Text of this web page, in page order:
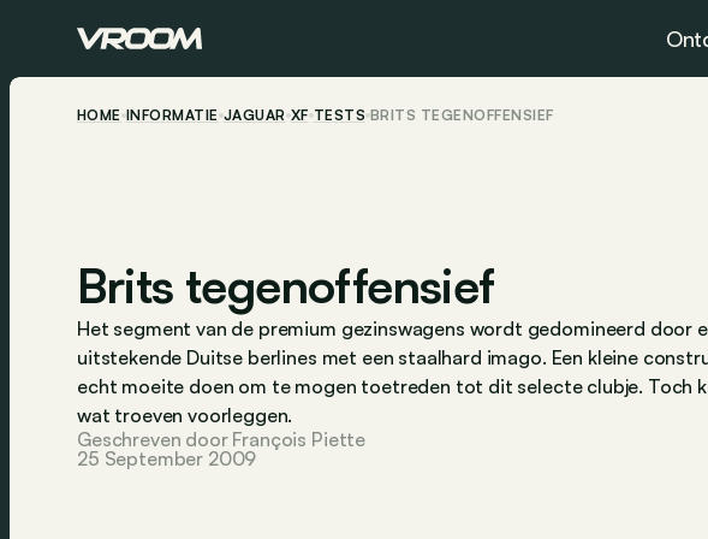
HOME INFORMATIE JAGUAR XF TESTS BRITS TEGENOFFENSIEF
Brits tegenoffensief
Het segment van de premium gezinswagens wordt gedomineerd door
uitstekende Duitse berlines met een staalhard imago. Een kleine
echt moeite doen om te mogen toetreden tot dit selecte clubje. Toch
wat troeven voorleggen.
Geschreven door François Piette
25 September 2009